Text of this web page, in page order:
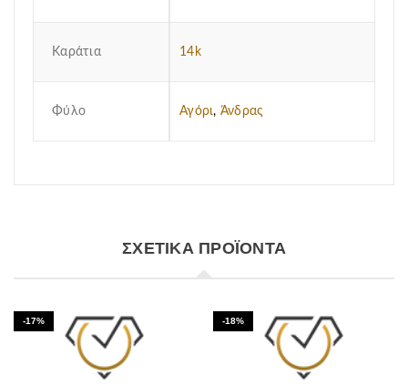
Καράτια 14k
Φύλο Αγόρι, Άνδρας
ΣΧΕΤΙΚΆ ΠΡΟΪΌΝΤΑ
-17% -18%